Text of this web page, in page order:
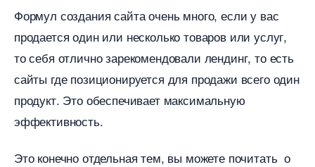
Формул создания сайта очень много, если у вас
продается один или несколько товаров или услуг,
то себя отлично зарекомендовали лендинг, то есть
сайты где позиционируется для продажи всего один
продукт. Это обеспечивает максимальную
эффективность.
Это конечно отдельная тем, вы можете почитать о